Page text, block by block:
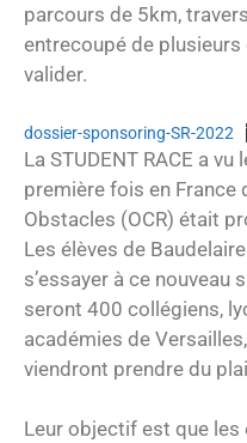
parcours de 5km,
entrecoupé de
valider.
dossier-sponsoring-SR-2022
La STUDENT RACE a
première fois en France
Obstacles (OCR) était
Les élèves de
s’essayer à ce nouveau
seront 400 collégiens,
académies de
viendront prendre du
Leur objectif est que